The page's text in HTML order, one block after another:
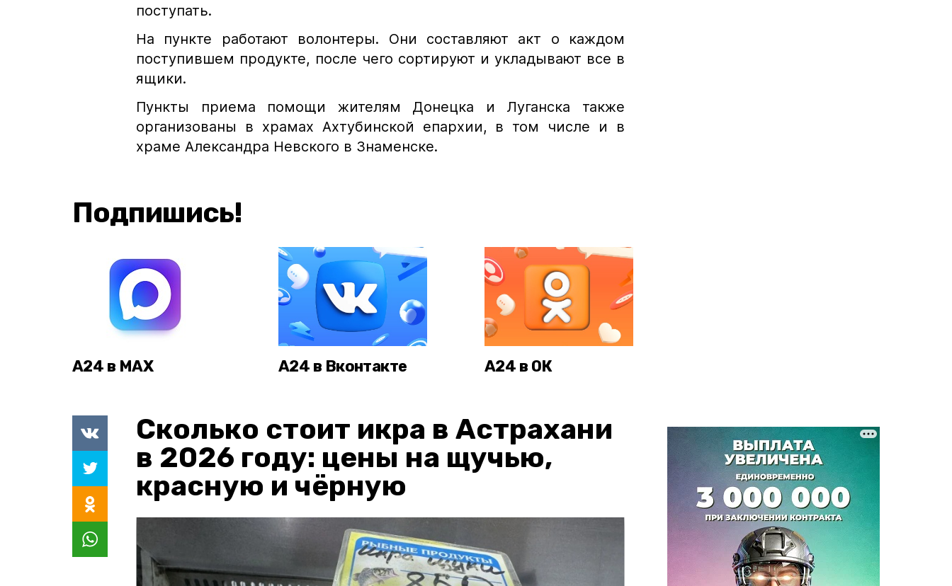
поступать.
На пункте работают волонтеры. Они составляют акт о каждом
поступившем продукте, после чего сортируют и укладывают все в
ящики.
Пункты приема помощи жителям Донецка и Луганска также
организованы в храмах Ахтубинской епархии, в том числе и в
храме Александра Невского в Знаменске.
Подпишись!
А24 в MAX А24 в Вконтакте А24 в ОК
Сколько стоит икра в Астрахани
в 2026 году: цены на щучью,
красную и чёрную